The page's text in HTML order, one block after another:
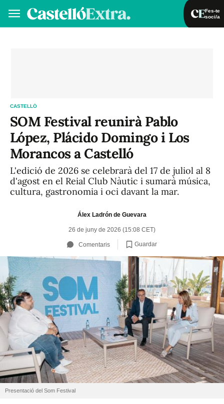
Fes-te
soci/a
CASTELLÓ
SOM Festival reunirà Pablo
López, Plácido Domingo i Los
Morancos a Castelló
L'edició de 2026 se celebrarà del 17 de juliol al 8
d'agost en el Reial Club Nàutic i sumarà música,
cultura, gastronomia i oci davant la mar.
Álex Ladrón de Guevara
26 de juny de 2026 (15:08 CET)
Comentaris Guardar
Presentació del Som Festival